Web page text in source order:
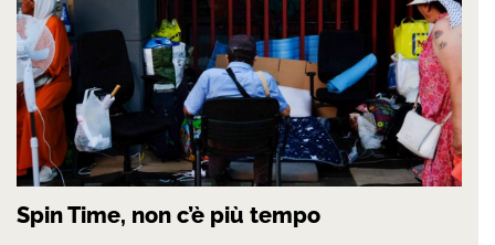
Spin Time, non c’è più tempo